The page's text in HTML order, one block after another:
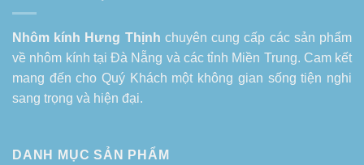
Nhôm kính Hưng Thịnh chuyên cung cấp các sản phẩm
về nhôm kính tại Đà Nẵng và các tỉnh Miền Trung. Cam kết
mang đến cho Quý Khách một không gian sống tiện nghi
sang trọng và hiện đại.
DANH MỤC SẢN PHẨM